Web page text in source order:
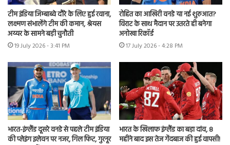
टीम इंडिया जिम्बाब्वे दौरे के लिए हुई रवाना,
लक्ष्मण संभालेंगे टीम की कमान, श्रेयस
अय्यर के सामने बड़ी चुनौती
19 July 2026 - 3:41 PM
रोहित का आखिरी वनडे या नई शुरुआत?
विराट के साथ मैदान पर उतरते ही बनेगा
अनोखा रिकॉर्ड
17 July 2026 - 4:28 PM
भारत-इंग्लैंड दूसरे वनडे से पहले टीम इंडिया
की प्लेइंग इलेवन पर नजर, गिल फिट, गुरनूर
भारत के खिलाफ इंग्लैंड का बड़ा दांव, 8
महीने बाद इस तेज गेंदबाज की हुई वापसी!